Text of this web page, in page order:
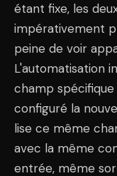
étant fixe, les
impérativement
peine de voir
L'automatisation
champ spécifique
configuré la
lise ce même
avec la même
entrée, même